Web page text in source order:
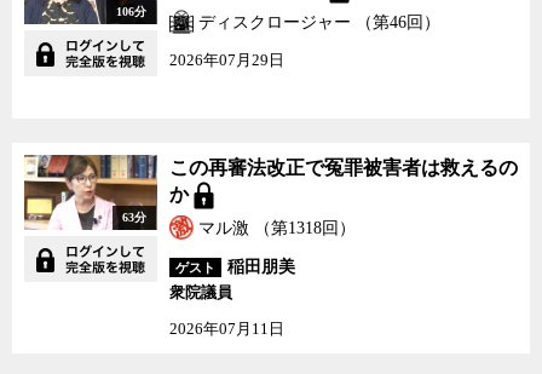
106分
ディスクロージャー （第46回）
2026年07月29日
63分
この再審法改正で冤罪被害者は救えるの
か
マル激 （第1318回）
ゲスト
稲田朋美
衆院議員
2026年07月11日